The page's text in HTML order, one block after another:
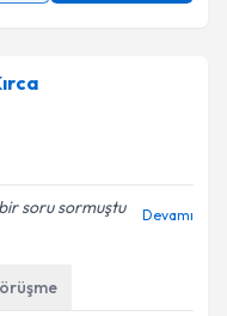
soru sormuştu
Devamı